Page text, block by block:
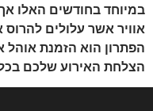
במיוחד בחודשים האלו
אוויר אשר עלולים
הפתרון הוא הזמנת אוהל
הצלחת האירוע שלכם